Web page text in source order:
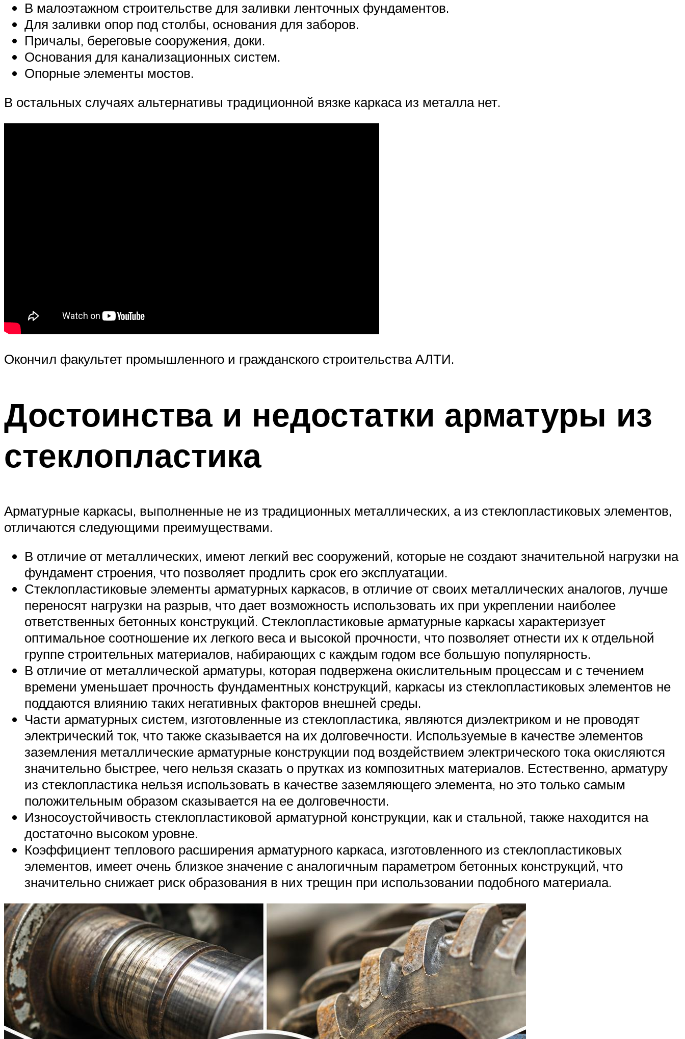
В малоэтажном строительстве для заливки ленточных фундаментов.
Для заливки опор под столбы, основания для заборов.
Причалы, береговые сооружения, доки.
Основания для канализационных систем.
Опорные элементы мостов.
В остальных случаях альтернативы традиционной вязке каркаса из металла нет.
Окончил факультет промышленного и гражданского строительства АЛТИ.
Достоинства и недостатки арматуры из
стеклопластика
Арматурные каркасы, выполненные не из традиционных металлических, а из стеклопластиковых элементов,
отличаются следующими преимуществами.
В отличие от металлических, имеют легкий вес сооружений, которые не создают значительной нагрузки на
фундамент строения, что позволяет продлить срок его эксплуатации.
Стеклопластиковые элементы арматурных каркасов, в отличие от своих металлических аналогов, лучше
переносят нагрузки на разрыв, что дает возможность использовать их при укреплении наиболее
ответственных бетонных конструкций. Стеклопластиковые арматурные каркасы характеризует
оптимальное соотношение их легкого веса и высокой прочности, что позволяет отнести их к отдельной
группе строительных материалов, набирающих с каждым годом все большую популярность.
В отличие от металлической арматуры, которая подвержена окислительным процессам и с течением
времени уменьшает прочность фундаментных конструкций, каркасы из стеклопластиковых элементов не
поддаются влиянию таких негативных факторов внешней среды.
Части арматурных систем, изготовленные из стеклопластика, являются диэлектриком и не проводят
электрический ток, что также сказывается на их долговечности. Используемые в качестве элементов
заземления металлические арматурные конструкции под воздействием электрического тока окисляются
значительно быстрее, чего нельзя сказать о прутках из композитных материалов. Естественно, арматуру
из стеклопластика нельзя использовать в качестве заземляющего элемента, но это только самым
положительным образом сказывается на ее долговечности.
Износоустойчивость стеклопластиковой арматурной конструкции, как и стальной, также находится на
достаточно высоком уровне.
Коэффициент теплового расширения арматурного каркаса, изготовленного из стеклопластиковых
элементов, имеет очень близкое значение с аналогичным параметром бетонных конструкций, что
значительно снижает риск образования в них трещин при использовании подобного материала.